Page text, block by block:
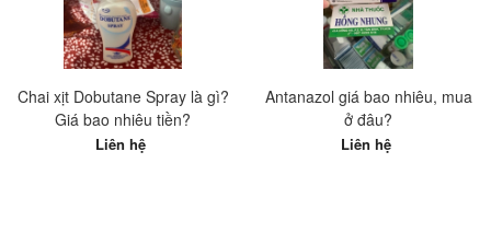
Chai xịt Dobutane Spray là gì?
Giá bao nhiêu tiền?
Liên hệ
Antanazol giá bao nhiêu, mua
ở đâu?
Liên hệ